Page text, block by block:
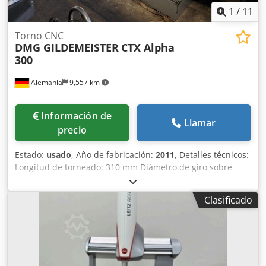
1 / 11
Alemania 9,557 km
Torno CNC
DMG GILDEMEISTER CTX Alpha
300
Información de
precio
Llamar
Estado: usado, Año de fabricación: 2011, Detalles técnicos:
Longitud de torneado: 310 mm Diámetro de giro sobre
bancada: 500 mm Diámetro de giro sobre carro
transversal: 290 mm Distancia entre puntos: 500 mm Eje X:
190 mm Eje Z: z1: 335 / z3: 370 mm Eje Y: 80 mm Velocidad
de giro: 6000 rpm Control: Heidenhain CNC Pilot 4290
Diámetro del orificio del husillo: 73 mm Diámetro de barra
pasante: 50 mm Torreta portaherramientas - número de
estaciones: 12 Portaherramientas: VDI 30 mm Avance
Clasificado